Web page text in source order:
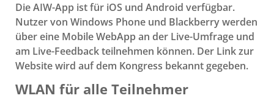
Die AIW-App ist für iOS und Android verfügbar.
Nutzer von Windows Phone und Blackberry werden
über eine Mobile WebApp an der Live-Umfrage und
am Live-Feedback teilnehmen können. Der Link zur
Website wird auf dem Kongress bekannt gegeben.
WLAN für alle Teilnehmer